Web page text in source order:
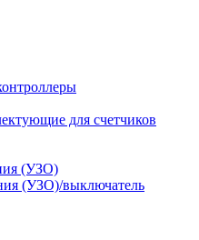
для счетчиков
(УЗО)
(УЗО)/выключатель